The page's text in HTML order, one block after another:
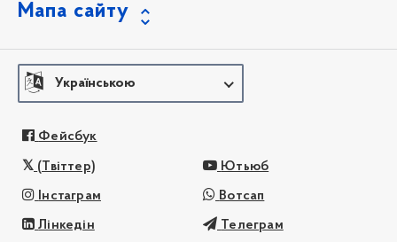
Мапа сайту
Українською
Фейсбук
(Твіттер) Ютьюб
Інстаграм Вотсап
Лінкедін Телеграм